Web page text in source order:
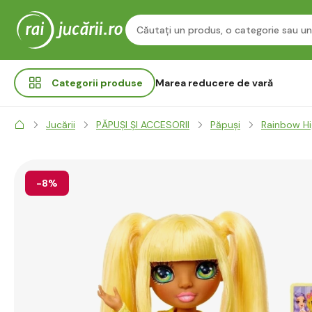
Categorii produse Marea reducere de vară
Jucării PĂPUȘI ȘI ACCESORII Păpuși Rainbow
-8%